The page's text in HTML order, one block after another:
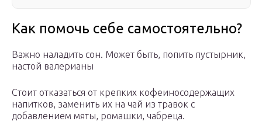
Как помочь себе самостоятельно?
Важно наладить сон. Может быть, попить пустырник,
настой валерианы
Стоит отказаться от крепких кофеиносодержащих
напитков, заменить их на чай из травок с
добавлением мяты, ромашки, чабреца.